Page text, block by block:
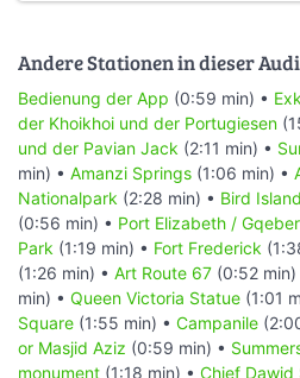
Andere Stationen in dieser
Bedienung der App (0:59 min) •
der Khoikhoi und der Portugiesen
und der Pavian Jack (2:11 min) •
min) • Amanzi Springs (1:06 min) •
Nationalpark (2:28 min) • Bird Island
(0:56 min) • Port Elizabeth /
Park (1:19 min) • Fort Frederick
(1:26 min) • Art Route 67 (0:52 min)
min) • Queen Victoria Statue (1:01
Square (1:55 min) • Campanile
or Masjid Aziz (0:59 min) •
monument (1:18 min) • Chief Dawid